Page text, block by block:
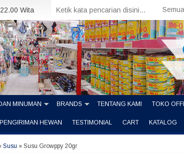
Wita
MINUMAN BRANDS TENTANG KAMI TOKO
PENGIRIMAN HEWAN TESTIMONIAL CART KATALOG
Susu » Susu Growppy 20gr